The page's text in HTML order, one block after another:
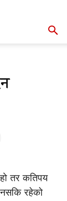
तर कतिपय
नसकि रहेको